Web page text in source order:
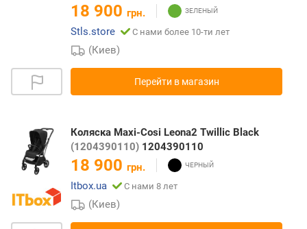
18 900 грн.
Stls.store
С нами более 10-ти лет
(Киев)
Перейти в магазин
Коляска Maxi-Cosi Leona2 Twillic Black
(1204390110) 1204390110
18 900 грн.
Itbox.ua
С нами 8 лет
(Киев)